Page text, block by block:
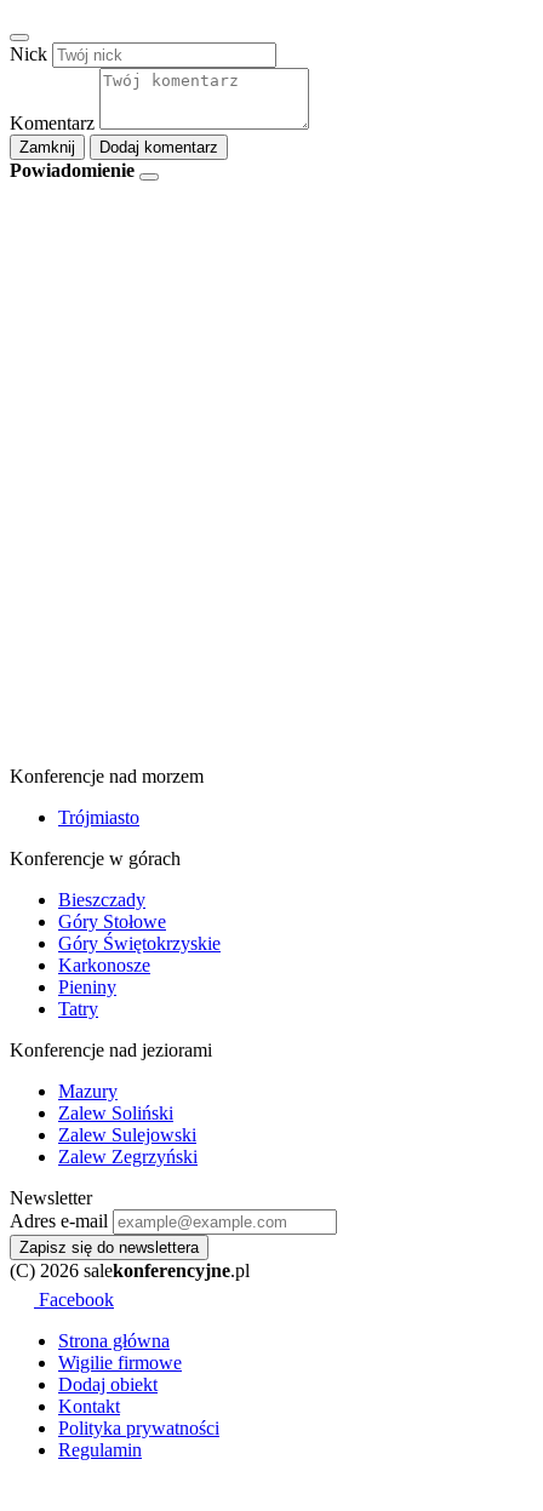
Nick
Komentarz
Zamknij Dodaj komentarz
Powiadomienie
Konferencje nad morzem
Trójmiasto
Konferencje w górach
Bieszczady
Góry Stołowe
Góry Świętokrzyskie
Karkonosze
Pieniny
Tatry
Konferencje nad jeziorami
Mazury
Zalew Soliński
Zalew Sulejowski
Zalew Zegrzyński
Newsletter
Adres e-mail
Zapisz się do newslettera
(C) 2026 salekonferencyjne.pl
Facebook
Strona główna
Wigilie firmowe
Dodaj obiekt
Kontakt
Polityka prywatności
Regulamin